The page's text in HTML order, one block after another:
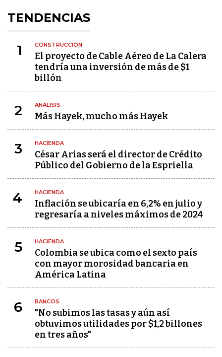
TENDENCIAS
1 CONSTRUCCIÓN
El proyecto de Cable Aéreo de La Calera
tendría una inversión de más de $1
billón
2 ANÁLISIS
Más Hayek, mucho más Hayek
3 HACIENDA
César Arias será el director de Crédito
Público del Gobierno de la Espriella
4 HACIENDA
Inflación se ubicaría en 6,2% en julio y
regresaría a niveles máximos de 2024
5 HACIENDA
Colombia se ubica como el sexto país
con mayor morosidad bancaria en
América Latina
6 BANCOS
"No subimos las tasas y aún así
obtuvimos utilidades por $1,2 billones
en tres años"